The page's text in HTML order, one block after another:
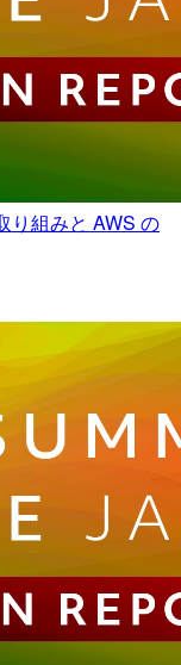
り組みと AWS の